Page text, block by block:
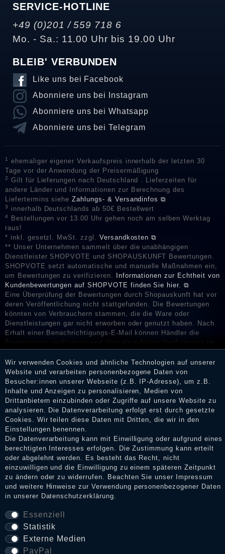
SERVICE-HOTLINE
+49 (0)201 / 559 718 6
Mo. - Sa.: 11.00 Uhr bis 19.00 Uhr
BLEIB' VERBUNDEN
Like uns bei Facebook
Abonniere uns bei Instagram
Abonniere uns bei Whatsapp
Abonniere uns bei Telegram
1
ehemaliger eigener Verkaufspreis innerhalb der letzten 30
Tage vor der Anwendung der Preisermäßigung
2
Gilt für Lieferungen nach Deutschland . Lieferzeiten für
andere Länder und Informationen zur Berechnung des
Liefertermins sieheZahlungs- & Versandinfos ⧉
3 innerhalb Deutschlands ab 50€ Bestellwert
4
Bestellungen vor 13.00 Uhr gehen noch am selben Werktag
raus!
* inkl. gesetzl. MwSt. zzgl. Versandkosten ⧉
** Unser Unternehmen sammelt über die unabhängigen
Dienstleister SHOPVOTE und SHOPAUSKUNFT Bewertungen.
SHOPVOTE setzt automatische und manuelle Maßnahmen ein,
um Bewertungen zu verifizieren.
Informationen zur Echtheit von
Kundenbewertungen auf SHOPVOTE finden Sie hier. ⧉
Eine Überprüfung der Bewertungen durch Shopauskunft hat vor
deren Veröffentlichung nicht stattgefunden. Die Bewertungen
könnten von Verbrauchern stammen, die die Ware oder
Dienstleistungen gar nicht erworben oder genutzt haben. Nach
Erhalt einer Benachrichtigungs-E-Mail können Händler die
Bewertungen verifizieren und über die erfolgte Verifizierung im
Shop informieren.
Impressum
Daten­schutz­erklärung
AGB
VERTRAG WIDERRUFEN
Wir verwenden Cookies und ähnliche Technologien auf unserer
Website und verarbeiten personenbezogene Daten von
Besucher:innen unserer Webseite (z.B. IP-Adresse), um z.B.
Inhalte und Anzeigen zu personalisieren, Medien von
Drittanbietern einzubinden oder Zugriffe auf unsere Website zu
analysieren. Die Datenverarbeitung erfolgt erst durch gesetzte
Cookies. Wir teilen diese Daten mit Dritten, die wir in den
Einstellungen benennen.
Die Datenverarbeitung kann mit Einwilligung oder aufgrund eines
berechtigten Interesses erfolgen. Die Zustimmung kann erteilt
oder abgelehnt werden. Es besteht das Recht, nicht
einzuwilligen und die Einwilligung zu einem späteren Zeitpunkt
zu ändern oder zu widerrufen. Beachten Sie unser
Impressum
und weitere Hinweise zur Verwendung personenbezogener Daten
in unserer Daten­schutz­erklärung.
Essenziell
Statistik
Externe Medien
PayPal